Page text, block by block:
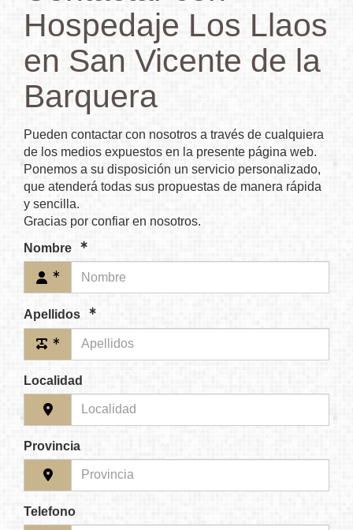
Hospedaje Los Llaos
en San Vicente de la
Barquera
Pueden contactar con nosotros a través de cualquiera
de los medios expuestos en la presente página web.
Ponemos a su disposición un servicio personalizado,
que atenderá todas sus propuestas de manera rápida
y sencilla.
Gracias por confiar en nosotros.
Nombre
Apellidos
Localidad
Provincia
Telefono